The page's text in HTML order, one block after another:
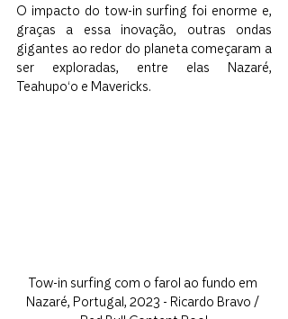
O impacto do tow-in surfing foi enorme e,
graças a essa inovação, outras ondas
gigantes ao redor do planeta começaram a
ser exploradas, entre elas Nazaré,
Teahupoʻo e Mavericks.
Tow-in surfing com o farol ao fundo em
Nazaré, Portugal, 2023 - Ricardo Bravo /